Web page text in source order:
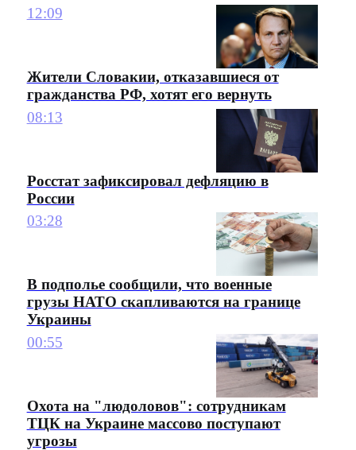
12:09
Жители Словакии, отказавшиеся от
гражданства РФ, хотят его вернуть
08:13
Росстат зафиксировал дефляцию в
России
03:28
В подполье сообщили, что военные
грузы НАТО скапливаются на границе
Украины
00:55
Охота на "людоловов": сотрудникам
ТЦК на Украине массово поступают
угрозы